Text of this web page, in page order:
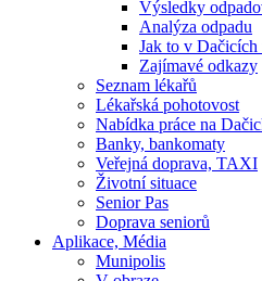
Výsledky
Analýza odpadu
Jak to v Dačicích
Zajímavé odkazy
Seznam lékařů
Lékařská pohotovost
Nabídka práce na
Banky, bankomaty
Veřejná doprava, TAXI
Životní situace
Senior Pas
Doprava seniorů
Aplikace, Média
Munipolis